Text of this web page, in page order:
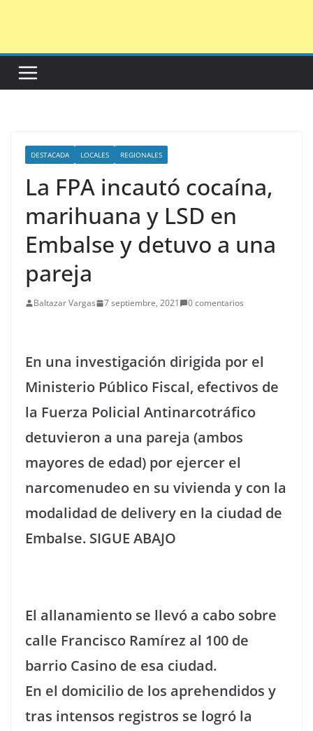
DESTACADA LOCALES REGIONALES
La FPA incautó cocaína,
marihuana y LSD en
Embalse y detuvo a una
pareja
Baltazar Vargas 7 septiembre, 2021 0 comentarios
En una investigación dirigida por el
Ministerio Público Fiscal, efectivos de
la Fuerza Policial Antinarcotráfico
detuvieron a una pareja (ambos
mayores de edad) por ejercer el
narcomenudeo en su vivienda y con la
modalidad de delivery en la ciudad de
Embalse. SIGUE ABAJO
El allanamiento se llevó a cabo sobre
calle Francisco Ramírez al 100 de
barrio Casino de esa ciudad.
En el domicilio de los aprehendidos y
tras intensos registros se logró la